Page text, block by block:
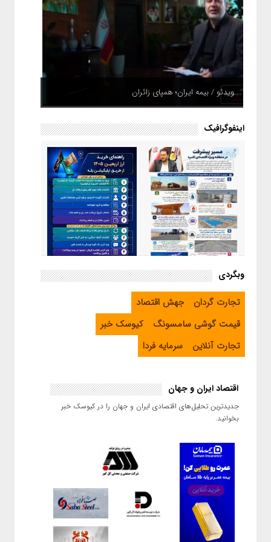
ویدئو / بیمه ایران؛ همپای زائران
اینفوگرافیک
اینفوگرافیک / مسیر پیشرفت در
منطقه ویژه اقتصادی لامرد
اینفوگرافیک / راهنمای خرید ارز
اربعین از طریق اپلیکیشن بله
وبگردی
تجارت گردان
جهش اقتصاد
قیمت گوشی سامسونگ
کیوسک خبر
تجارت آنلاین
سرمایه فردا
اقتصاد ایران و جهان
جدیدترین تحلیل‌های اقتصادی ایران و جهان را در کیوسک خبر
بخوانید.